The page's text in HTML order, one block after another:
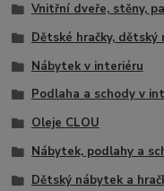
Vnitřní dveře, stěny,
Dětské hračky, dětský
Nábytek v interiéru
Podlaha a schody v
Oleje CLOU
Nábytek, podlahy a
Dětský nábytek a